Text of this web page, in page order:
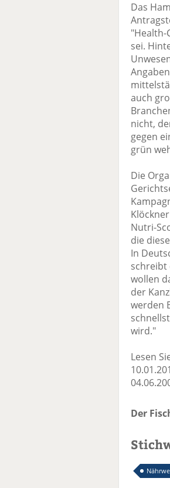
Das
"Health-
sei.
auch
nicht,
gegen
grün
Die
Nutri-
die
In
schreibt
wollen
der
werden
wird."
Lesen
Der